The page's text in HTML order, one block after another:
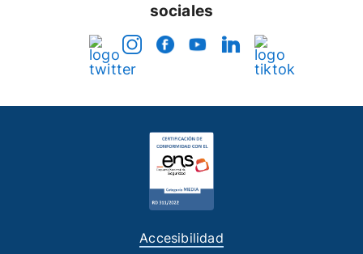
sociales
Accesibilidad